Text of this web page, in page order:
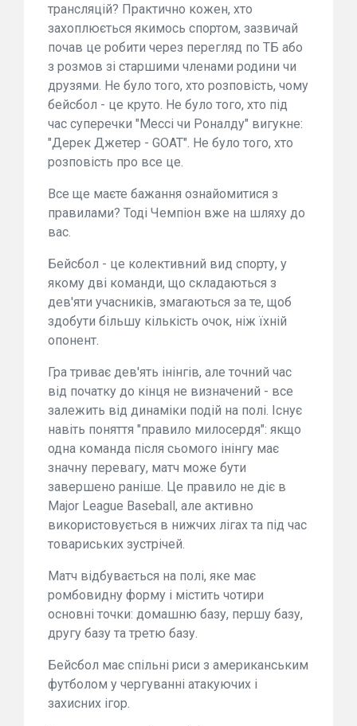
трансляцій? Практично кожен, хто
захоплюється якимось спортом, зазвичай
почав це робити через перегляд по ТБ або
з розмов зі старшими членами родини чи
друзями. Не було того, хто розповість, чому
бейсбол - це круто. Не було того, хто під
час суперечки "Мессі чи Роналду" вигукне:
"Дерек Джетер - GOAT". Не було того, хто
розповість про все це.
Все ще маєте бажання ознайомитися з
правилами? Тоді Чемпіон вже на шляху до
вас.
Бейсбол - це колективний вид спорту, у
якому дві команди, що складаються з
дев'яти учасників, змагаються за те, щоб
здобути більшу кількість очок, ніж їхній
опонент.
Гра триває дев'ять інінгів, але точний час
від початку до кінця не визначений - все
залежить від динаміки подій на полі. Існує
навіть поняття "правило милосердя": якщо
одна команда після сьомого інінгу має
значну перевагу, матч може бути
завершено раніше. Це правило не діє в
Major League Baseball, але активно
використовується в нижчих лігах та під час
товариських зустрічей.
Матч відбувається на полі, яке має
ромбовидну форму і містить чотири
основні точки: домашню базу, першу базу,
другу базу та третю базу.
Бейсбол має спільні риси з американським
футболом у чергуванні атакуючих і
захисних ігор.